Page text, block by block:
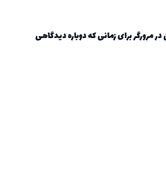
مرورگر برای زمانی که دوباره دیدگاهی